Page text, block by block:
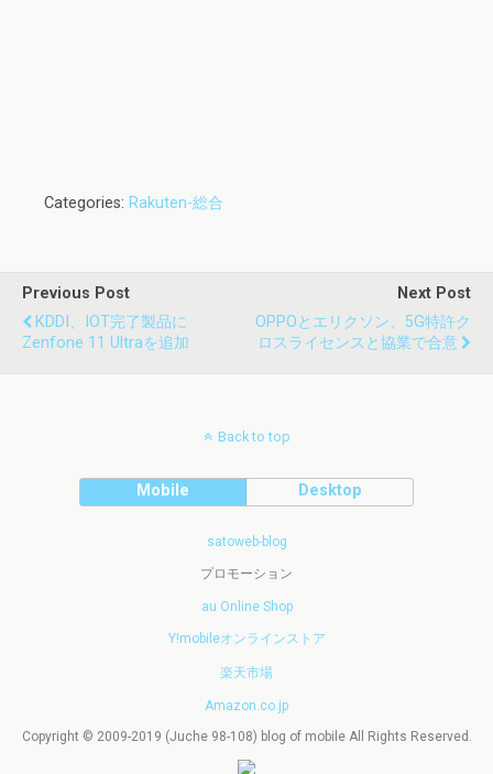
Categories: Rakuten-総合
Previous Post
KDDI、IOT完了製品に
Zenfone 11 Ultraを追加
Next Post
OPPOとエリクソン、5G特許ク
ロスライセンスと協業で合意
Back to top
Mobile Desktop
satoweb-blog
プロモーション
au Online Shop
Y!mobileオンラインストア
楽天市場
Amazon.co.jp
Copyright © 2009-2019 (Juche 98-108) blog of mobile All Rights Reserved.